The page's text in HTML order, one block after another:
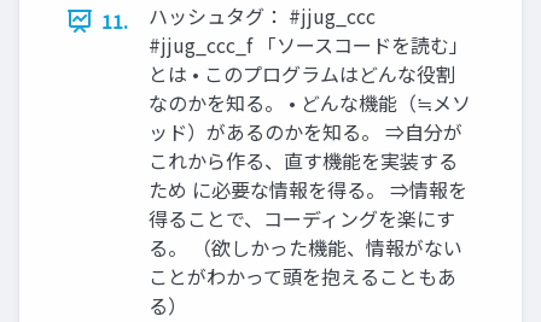
11.
ハッシュタグ： #jjug_ccc
#jjug_ccc_f 「ソースコードを読む」
とは • このプログラムはどんな役割
なのかを知る。 • どんな機能（≒メソ
ッド）があるのかを知る。 ⇒自分が
これから作る、直す機能を実装する
ため に必要な情報を得る。 ⇒情報を
得ることで、コーディングを楽にす
る。 （欲しかった機能、情報がない
ことがわかって頭を抱えることもあ
る）